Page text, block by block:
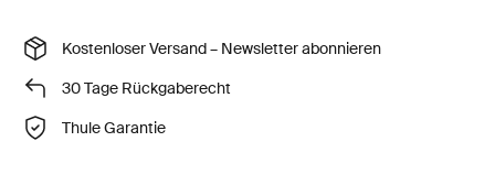
Kostenloser Versand – Newsletter abonnieren
30 Tage Rückgaberecht
Thule Garantie